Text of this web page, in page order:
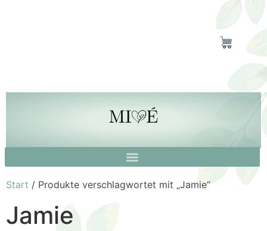
Start / Produkte verschlagwortet mit „Jamie“
Jamie